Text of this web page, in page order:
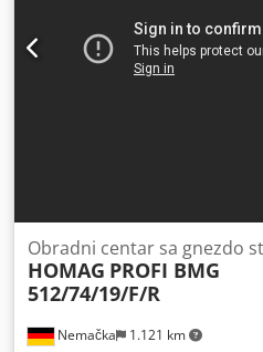
sopstvena imovina!
Nemačka 1.121 km
Obradni centar sa gnezdo
HOMAG PROFI BMG
512/74/19/F/R